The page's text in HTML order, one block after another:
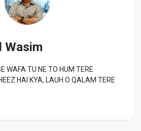
Wasim
HAI KYA, LAUH O QALAM TERE